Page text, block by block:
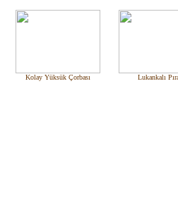
Kolay Yüksük Çorbası Lukankalı